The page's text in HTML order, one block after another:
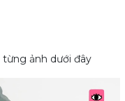
ảnh dưới đây